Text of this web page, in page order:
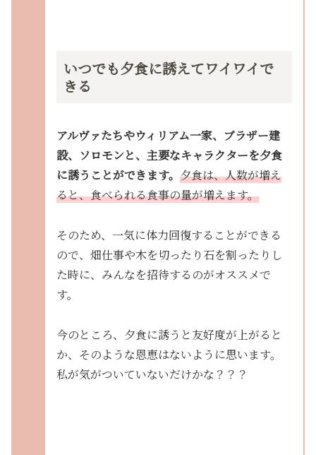
いつでも夕食に誘えてワイワイで
きる
アルヴァたちやウィリアム一家、ブラザー建
設、ソロモンと、主要なキャラクターを夕食
に誘うことができます。 夕食は、人数が増え
ると、食べられる食事の量が増えます。
そのため、一気に体力回復することができる
ので、畑仕事や木を切ったり石を割ったりし
た時に、みんなを招待するのがオススメで
す。
今のところ、夕食に誘うと友好度が上がると
か、そのような恩恵はないように思います。
私が気がついていないだけかな？？？